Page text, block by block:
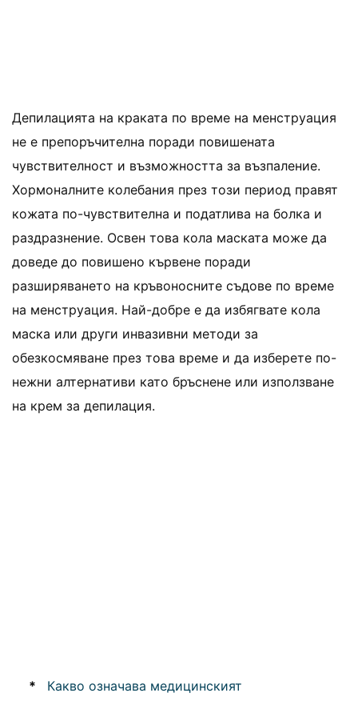
Депилацията на краката по време на менструация
не е препоръчителна поради повишената
чувствителност и възможността за възпаление.
Хормоналните колебания през този период правят
кожата по-чувствителна и податлива на болка и
раздразнение. Освен това кола маската може да
доведе до повишено кървене поради
разширяването на кръвоносните съдове по време
на менструация. Най-добре е да избягвате кола
маска или други инвазивни методи за
обезкосмяване през това време и да изберете по-
нежни алтернативи като бръснене или използване
на крем за депилация.
*
Какво означава медицинският